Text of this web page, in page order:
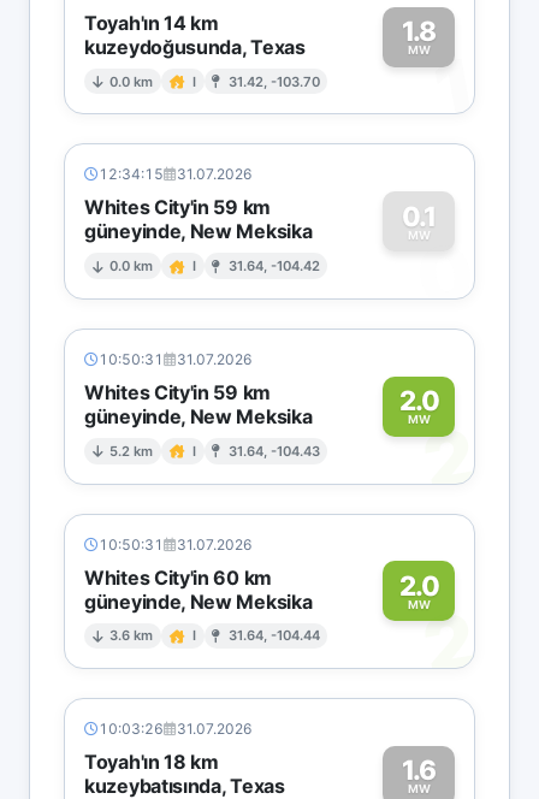
Toyah'ın 14 km
kuzeydoğusunda, Texas
0.0 km I 31.42, -103.70
1.8
MW1
12:34:15 31.07.2026
Whites City'in 59 km
güneyinde, New Meksika
0.0 km I 31.64, -104.42
0.1
MW
0
10:50:31 31.07.2026
Whites City'in 59 km
güneyinde, New Meksika
5.2 km I 31.64, -104.43
2.0
MW2
10:50:31 31.07.2026
Whites City'in 60 km
güneyinde, New Meksika
3.6 km I 31.64, -104.44
2.0
MW2
10:03:26 31.07.2026
Toyah'ın 18 km
kuzeybatısında, Texas
1.6
MW